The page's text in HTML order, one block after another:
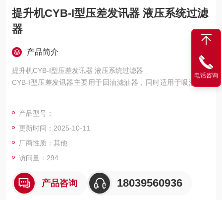
提升机CYB-I型压差发讯器 液压系统过滤
器
产品简介
提升机CYB-I型压差发讯器 液压系统过滤器
CYB-I型压差发讯器主要用于回油滤油器，同时适用于吸油润滑
系统正常供油的压力监控，压力发讯器一般安装在回油过滤器的
芯所截，使回油过滤器的进口压力逐渐增大。当压力增大至发讯
器调定值时，发讯器进行动作，指针进入红块区，以提示应清洗
或更换滤芯。
产品型号：
更新时间：2025-10-11
厂商性质：其他
访问量：294
产品咨询 18039560936
电话咨询